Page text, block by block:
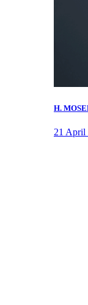
H.
21 April